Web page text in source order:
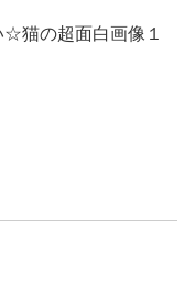
猫の超面白画像１